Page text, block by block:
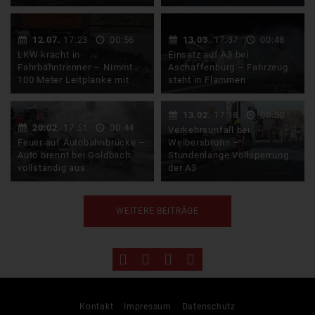
kam es auf der A3 bei
Rohrbrunn zu einem LKW-
Brand. Der …
12.07. 17:23
00:56
LKW kracht in
Fahrbahntrenner – Nimmt
100 Meter Leitplanke mit
Am Dienstagmorgen kam
es kurz nach 7 Uhr auf der
A3 nähe Bibelried in …
13.03. 17:37
00:48
Einsatz auf A3 bei
Aschaffenburg – Fahrzeug
steht in Flammen
Der Mann konnte sich
noch rechtzeitig in
Sicherheit bringen, er
blieb unverletzt…
20.02. 17:51
00:44
Feuer auf Autobahnbrücke –
Auto brennt bei Goldbach
vollständig aus
brannte ein Peugeot auf
der A3 bei Goldbach
13.02. 17:18
00:50
Verkehrsunfall bei
Weibersbrunn –
Stundenlange Vollsperrung
der A3
es auf der A3 bei
Weibersbrunn in
WEITERE BEITRÄGE
Kontakt Impressum Datenschutz